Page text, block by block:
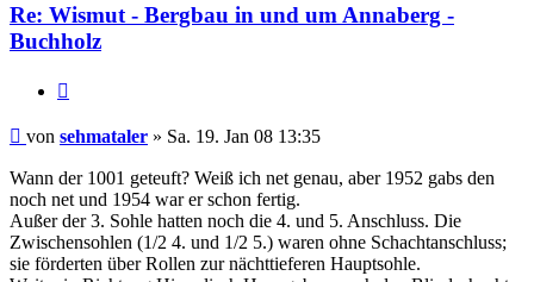
Re: Wismut - Bergbau in und um Annaberg -
Buchholz
Beitrag
von sehmataler » Sa. 19. Jan 08 13:35
Wann der 1001 geteuft? Weiß ich net genau, aber 1952 gabs den
noch net und 1954 war er schon fertig.
Außer der 3. Sohle hatten noch die 4. und 5. Anschluss. Die
Zwischensohlen (1/2 4. und 1/2 5.) waren ohne Schachtanschluss;
sie förderten über Rollen zur nächttieferen Hauptsohle.